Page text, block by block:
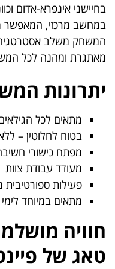
בחיישני אינפרא-אדום
במחשב מרכזי, המאפשר
המשחק משלב אסטרטגיה,
מאתגרת ומהנה לכל
יתרונות
מתאים לכל הגילאים
בטוח לחלוטין –
מפתח כישורי
מעודד עבודת צוות
פעילות
מתאים במיוחד
חוויה
טאג של